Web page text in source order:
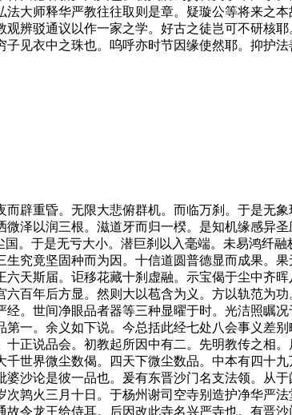
大师释华严教往往取则是章。疑璇公等将来之
辨驳通议以作一家之学。好古之徒岂可不研核
见衣中之珠也。呜呼亦时节因缘使然耶。抑护
重昏。无限大悲俯群机。而临万刹。于是无
泽以润三根。滋道牙而归一楑。是知机缘感异
。于是无亏大小。潜巨刹以入毫端。未易鸿纤
究竟坚固种而为因。十信道圆普德显而成果。
天斯届。讵移花藏十刹虚融。示宝偈于尘中齐
百年后方显。然则大以苞含为义。方以轨范为
。世间净眼品者器等三种显曜于时。光洁照瞩
一。余义如下说。今总括此经七处八会事义差
正说品会。初教起所因中有二。先明教传之相
世界微尘数偈。四天下微尘数品。中本有四十
沙论是彼一品也。爰有东晋沙门名支法领。从
鹑火三月十日。于杨州谢司空寺别造护净华严
令龙王给侍耳。后因改此寺名兴严寺也。有晋